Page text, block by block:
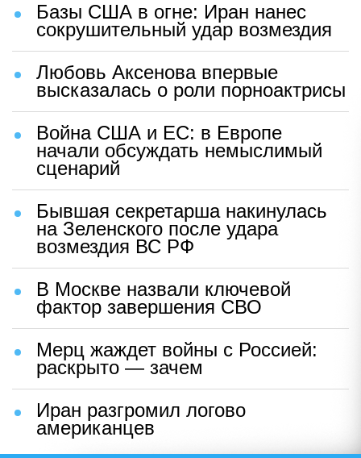
Базы США в огне: Иран нанес
сокрушительный удар возмездия
Любовь Аксенова впервые
высказалась о роли порноактрисы
Война США и ЕС: в Европе
начали обсуждать немыслимый
сценарий
Бывшая секретарша накинулась
на Зеленского после удара
возмездия ВС РФ
В Москве назвали ключевой
фактор завершения СВО
Мерц жаждет войны с Россией:
раскрыто — зачем
Иран разгромил логово
американцев